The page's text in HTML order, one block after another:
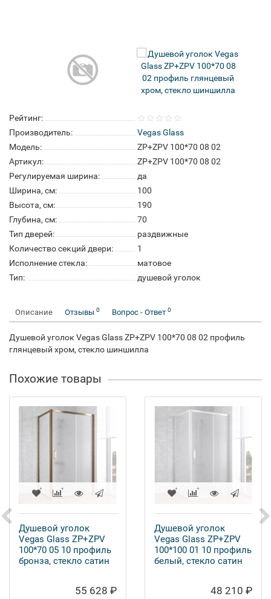
Рейтинг:
Производитель:
Vegas Glass
Модель:
ZP+ZPV 100*70 08 02
Артикул:
ZP+ZPV 100*70 08 02
Регулируемая ширина:
да
Ширина, см:
100
Высота, см:
190
Глубина, см:
70
Тип дверей:
раздвижные
Количество секций двери:
1
Исполнение стекла:
матовое
Тип:
душевой уголок
Описание Отзывы 0 Вопрос - Ответ 0
Душевой уголок Vegas Glass ZP+ZPV 100*70 08 02 профиль
глянцевый хром, стекло шиншилла
Похожие товары
Душевой уголок
Vegas Glass ZP+ZPV
100*70 05 10 профиль
бронза, стекло сатин
55 628 ₽
Душевой уголок
Vegas Glass ZP+ZPV
100*100 01 10 профиль
белый, стекло сатин
48 210 ₽